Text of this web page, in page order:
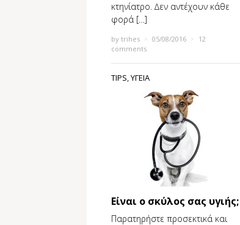
κτηνίατρο. ∆εν αντέχουν κάθε
φορά […]
by trihes 05/08/2016
12
comments
TIPS,ΥΓΕΙΑ
Είναι ο σκύλος σας υγιής;
Παρατηρήστε προσεκτικά και